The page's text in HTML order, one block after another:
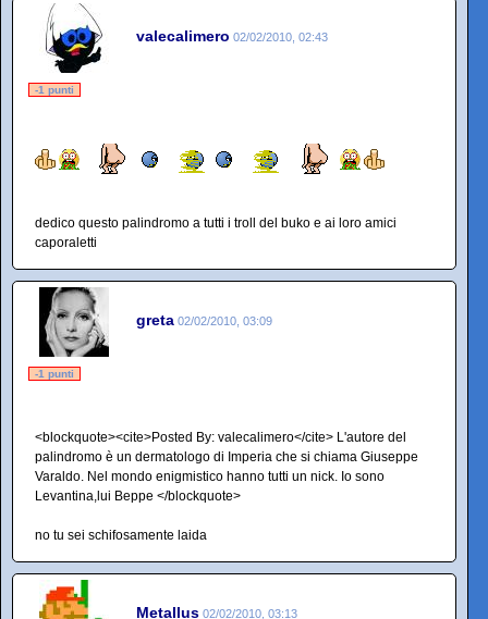
valecalimero 02/02/2010, 02:43
-1 punti
dedico questo palindromo a tutti i troll del buko e ai loro amici
caporaletti
greta 02/02/2010, 03:09
-1 punti
<blockquote><cite>Posted By: valecalimero</cite> L'autore del
palindromo è un dermatologo di Imperia che si chiama Giuseppe
Varaldo. Nel mondo enigmistico hanno tutti un nick. Io sono
Levantina,lui Beppe </blockquote>
no tu sei schifosamente laida
Metallus 02/02/2010, 03:13